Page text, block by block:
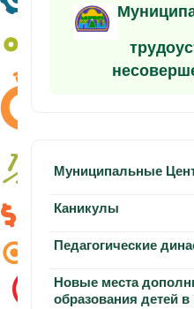
Муниципальные
Каникулы
Педагогические
Новые места
образования детей в